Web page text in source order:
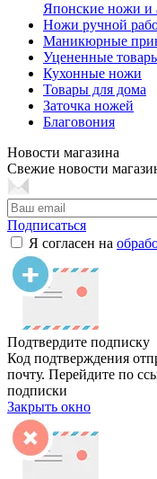
Японские ножи и
Ножи ручной
Маникюрные
Уцененные
Кухонные ножи
Товары для дома
Заточка ножей
Благовония
Новости магазина
Свежие новости
Подписаться
Я согласен на
Подтвердите подписку
Код подтверждения
почту. Перейдите по
подписки
Закрыть окно